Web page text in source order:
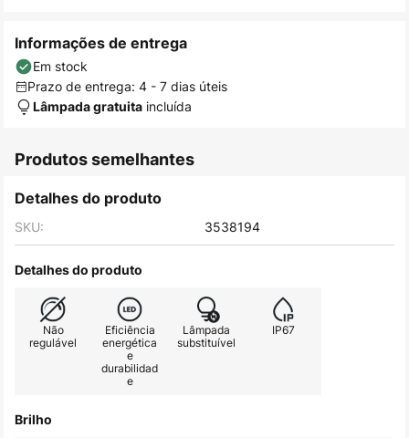
Informações de entrega
Em stock
Prazo de entrega: 4 - 7 dias úteis
Lâmpada gratuita incluída
Produtos semelhantes
Detalhes do produto
SKU: 3538194
Detalhes do produto
Não
regulável
Eficiência
energética
e
durabilidad
e
Lâmpada
substituível
IP67
Brilho